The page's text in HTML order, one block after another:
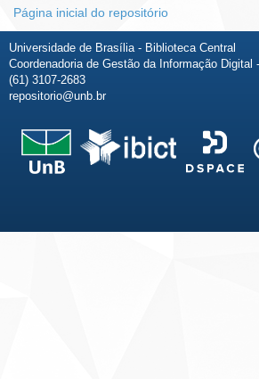
Página inicial do repositório
Universidade de Brasília - Biblioteca Central
Coordenadoria de Gestão da Informação Digital
(61) 3107-2683
repositorio@unb.br